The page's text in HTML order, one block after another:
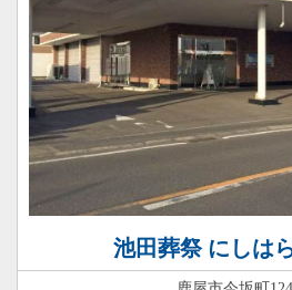
池田葬祭 にしは